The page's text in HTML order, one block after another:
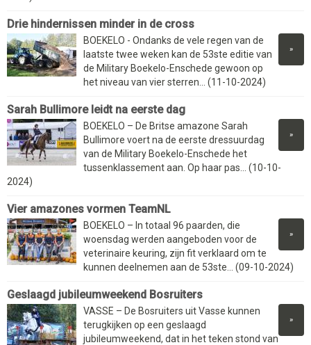
Drie hindernissen minder in de cross
»
BOEKELO - Ondanks de vele regen van de
laatste twee weken kan de 53ste editie van
de Military Boekelo-Enschede gewoon op
het niveau van vier sterren... (11-10-2024)
Sarah Bullimore leidt na eerste dag
»
BOEKELO – De Britse amazone Sarah
Bullimore voert na de eerste dressuurdag
van de Military Boekelo-Enschede het
tussenklassement aan. Op haar pas... (10-10-
2024)
Vier amazones vormen TeamNL
»
BOEKELO – In totaal 96 paarden, die
woensdag werden aangeboden voor de
veterinaire keuring, zijn fit verklaard om te
kunnen deelnemen aan de 53ste... (09-10-2024)
Geslaagd jubileumweekend Bosruiters
»
VASSE – De Bosruiters uit Vasse kunnen
terugkijken op een geslaagd
jubileumweekend, dat in het teken stond van